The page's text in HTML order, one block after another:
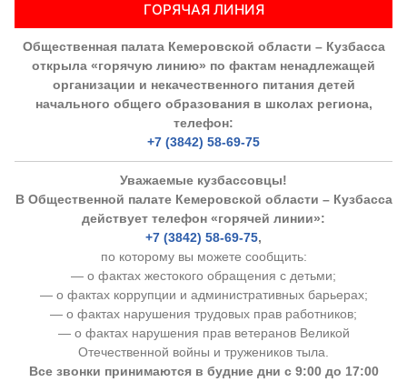
ГОРЯЧАЯ ЛИНИЯ
Общественная палата Кемеровской области – Кузбасса
открыла «горячую линию» по фактам ненадлежащей
организации и некачественного питания детей
начального общего образования в школах региона,
телефон:
+7 (3842) 58-69-75
Уважаемые кузбассовцы!
В Общественной палате Кемеровской области – Кузбасса
действует телефон «горячей линии»:
+7 (3842) 58-69-75,
по которому вы можете сообщить:
— о фактах жестокого обращения с детьми;
— о фактах коррупции и административных барьерах;
— о фактах нарушения трудовых прав работников;
— о фактах нарушения прав ветеранов Великой
Отечественной войны и тружеников тыла.
Все звонки принимаются в будние дни с 9:00 до 17:00